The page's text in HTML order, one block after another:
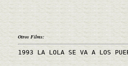
Otros Films:
1993 LA LOLA SE VA A LOS